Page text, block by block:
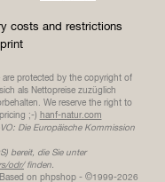
costs and restrictions
protected by the copyright of
als Nettopreise zuzüglich
We reserve the right to
;-) hanf-natur.com
Die Europäische Kommission
bereit, die Sie unter
odr/finden.
on phpshop - ©1999-2026